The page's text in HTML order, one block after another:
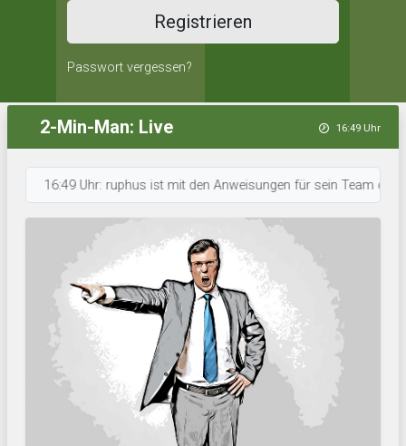
Registrieren
Passwort vergessen?
2-Min-Man: Live 16:49 Uhr
16:49 Uhr: ruphus ist mit den Anweisungen für sein Team durch.